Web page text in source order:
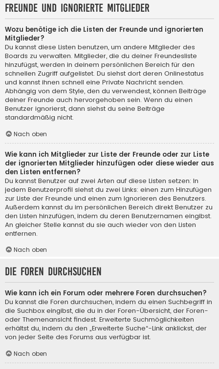
Freunde und ignorierte Mitglieder
Wozu benötige ich die Listen der Freunde und ignorierten
Mitglieder?
Du kannst diese Listen benutzen, um andere Mitglieder des
Boards zu verwalten. Mitglieder, die du deiner Freundesliste
hinzufügst, werden in deinem persönlichen Bereich für den
schnellen Zugriff aufgelistet. Du siehst dort deren Onlinestatus
und kannst ihnen schnell eine Private Nachricht senden.
Abhängig von dem Style, den du verwendest, können Beiträge
deiner Freunde auch hervorgehoben sein. Wenn du einen
Benutzer ignorierst, dann siehst du seine Beiträge
standardmäßig nicht.
Nach oben
Wie kann ich Mitglieder zur Liste der Freunde oder zur Liste
der ignorierten Mitglieder hinzufügen oder diese wieder aus
den Listen entfernen?
Du kannst Benutzer auf zwei Arten auf diese Listen setzen: In
jedem Benutzerprofil siehst du zwei Links: einen zum Hinzufügen
zur Liste der Freunde und einen zum Ignorieren des Benutzers.
Außerdem kannst du im persönlichen Bereich direkt Benutzer zu
den Listen hinzufügen, indem du deren Benutzernamen eingibst.
An gleicher Stelle kannst du sie auch wieder von den Listen
entfernen.
Nach oben
Die Foren durchsuchen
Wie kann ich ein Forum oder mehrere Foren durchsuchen?
Du kannst die Foren durchsuchen, indem du einen Suchbegriff in
die Suchbox eingibst, die du in der Foren-Übersicht, der Foren-
oder Themenansicht findest. Erweiterte Suchmöglichkeiten
erhältst du, indem du den „Erweiterte Suche“-Link anklickst, der
von jeder Seite des Forums aus verfügbar ist.
Nach oben